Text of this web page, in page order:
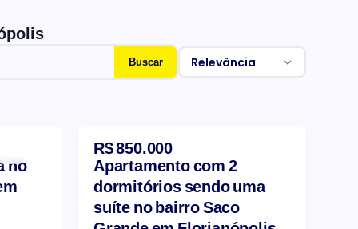
Buscar Relevância
no
R$ 850.000
Apartamento com 2
dormitórios sendo uma
suíte no bairro Saco